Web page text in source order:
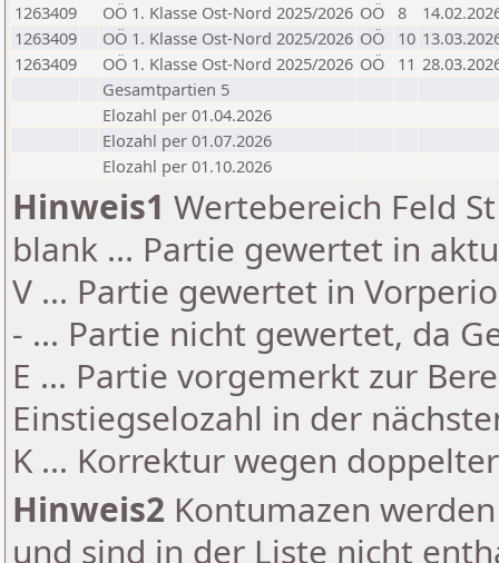
1263409
OÖ 1. Klasse Ost-Nord 2025/2026 OÖ 8
1263409
OÖ 1. Klasse Ost-Nord 2025/2026 OÖ 10
1263409
OÖ 1. Klasse Ost-Nord 2025/2026 OÖ 11
Gesamtpartien 5
Elozahl per 01.04.2026
Elozahl per 01.07.2026
Elozahl per 01.10.2026
Hinweis1 Wertebereich Feld
blank ... Partie gewertet in
V ... Partie gewertet in
- ... Partie nicht gewertet, da
E ... Partie vorgemerkt zur
Einstiegselozahl in der
K ... Korrektur wegen
Hinweis2 Kontumazen
und sind in der Liste nicht